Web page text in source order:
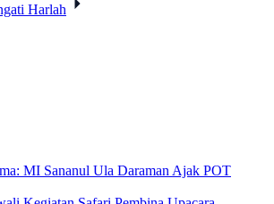
Harlah
MI Sananul Ula Daraman Ajak POT